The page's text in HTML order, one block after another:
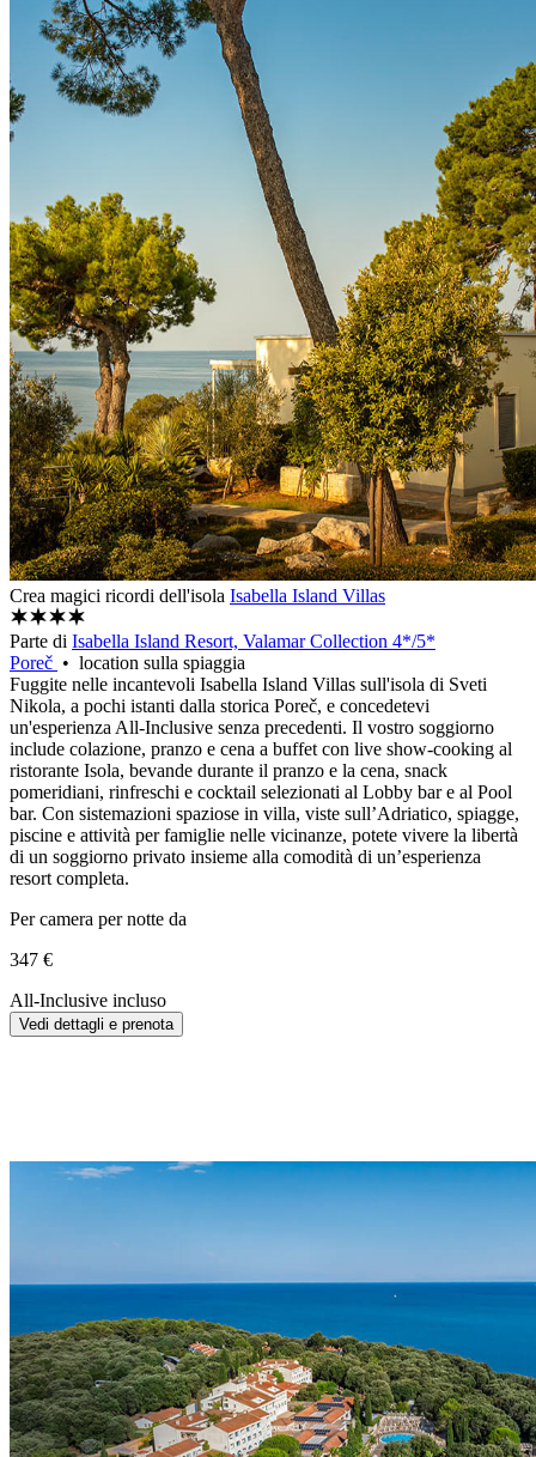
Crea magici ricordi dell'isola Isabella Island Villas
Parte di Isabella Island Resort, Valamar Collection 4*/5*
Poreč • location sulla spiaggia
Fuggite nelle incantevoli Isabella Island Villas sull'isola di Sveti
Nikola, a pochi istanti dalla storica Poreč, e concedetevi
un'esperienza All-Inclusive senza precedenti. Il vostro soggiorno
include colazione, pranzo e cena a buffet con live show-cooking al
ristorante Isola, bevande durante il pranzo e la cena, snack
pomeridiani, rinfreschi e cocktail selezionati al Lobby bar e al Pool
bar. Con sistemazioni spaziose in villa, viste sull’Adriatico, spiagge,
piscine e attività per famiglie nelle vicinanze, potete vivere la libertà
di un soggiorno privato insieme alla comodità di un’esperienza
resort completa.
Per camera per notte da
347 €
All-Inclusive incluso
Vedi dettagli e prenota